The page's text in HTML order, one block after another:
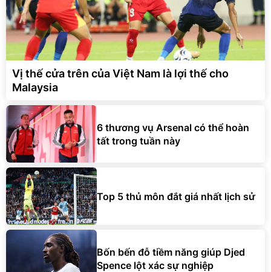
Vị thế cửa trên của Việt Nam là lợi thế cho
Malaysia
6 thương vụ Arsenal có thể hoàn
tất trong tuần này
Top 5 thủ môn đắt giá nhất lịch sử
Bốn bến đỗ tiềm năng giúp Djed
Spence lột xác sự nghiệp